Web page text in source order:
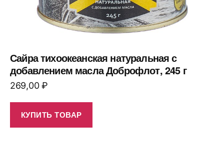
Сайра тихоокеанская натуральная с
добавлением масла Доброфлот, 245 г
269,00₽
КУПИТЬ ТОВАР